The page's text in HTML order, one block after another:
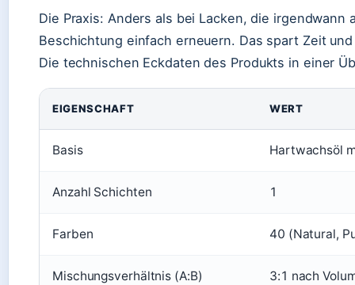
Die Praxis: Anders als bei Lacken, die
Beschichtung einfach erneuern. Das spart Zeit
Die technischen Eckdaten des Produkts in einer
EIGENSCHAFT WERT
Basis Hartwachsöl
Anzahl Schichten 1
Farben 40 (Natural,
Mischungsverhältnis (A:B) 3:1 nach